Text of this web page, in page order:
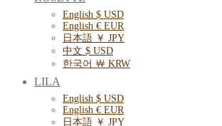
English $ USD
English € EUR
日本語 ￥ JPY
中文 $ USD
한국어 ￦ KRW
LILA
English $ USD
English € EUR
日本語 ￥ JPY